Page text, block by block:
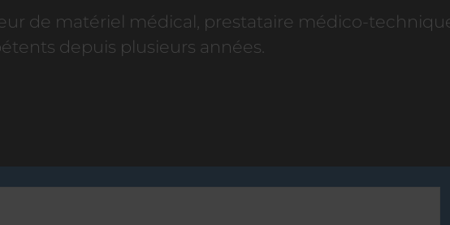
de matériel médical, prestataire médico-
depuis plusieurs années.